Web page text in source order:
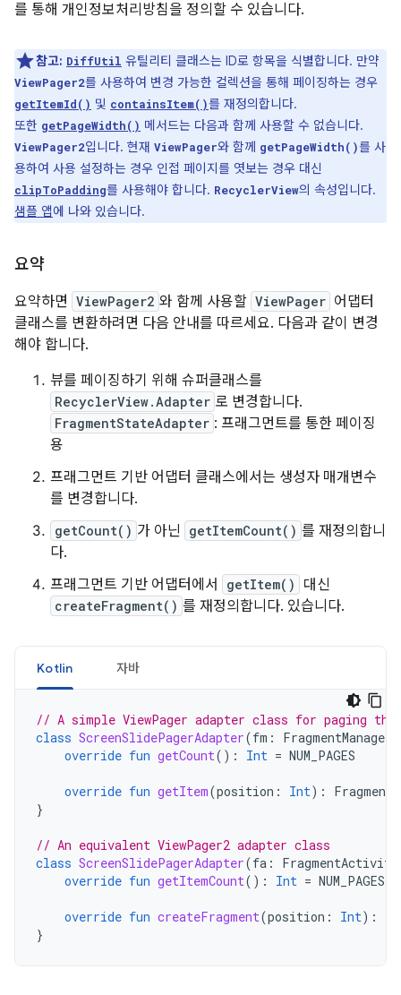
를 통해 개인정보처리방침을 정의할 수 있습니다.
참고: DiffUtil 유틸리티 클래스는 ID로 항목을 식별합니다. 만약
ViewPager2를 사용하여 변경 가능한 컬렉션을 통해 페이징하는 경우
getItemId() 및 containsItem()를 재정의합니다.
또한 getPageWidth() 메서드는 다음과 함께 사용할 수 없습니다.
ViewPager2입니다. 현재 ViewPager와 함께 getPageWidth()를 사
용하여 사용 설정하는 경우 인접 페이지를 엿보는 경우 대신
clipToPadding를 사용해야 합니다. RecyclerView의 속성입니다.
샘플 앱에 나와 있습니다.
요약
요약하면 ViewPager2 와 함께 사용할 ViewPager 어댑터
클래스를 변환하려면 다음 안내를 따르세요. 다음과 같이 변경
해야 합니다.
뷰를 페이징하기 위해 슈퍼클래스를
RecyclerView.Adapter 로 변경합니다.
FragmentStateAdapter : 프래그먼트를 통한 페이징
용
프래그먼트 기반 어댑터 클래스에서는 생성자 매개변수
를 변경합니다.
getCount() 가 아닌 getItemCount() 를 재정의합니
다.
프래그먼트 기반 어댑터에서
getItem() 대신
createFragment() 를 재정의합니다. 있습니다.
Kotlin 자바
// A simple ViewPager adapter class for paging
class ScreenSlidePagerAdapter(fm : FragmentManager
override fun getCount(): Int = NUM_PAGES
override fun getItem(position : Int): Fragment
}
// An equivalent ViewPager2 adapter class
class ScreenSlidePagerAdapter(fa : FragmentActivity
override fun getItemCount(): Int = NUM_PAGES
override fun createFragment(position : Int):
}